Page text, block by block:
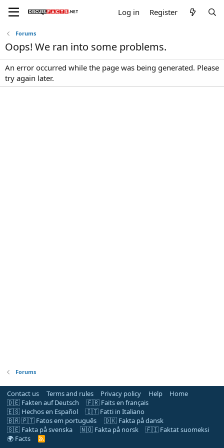
Log in Register
Forums
Oops! We ran into some problems.
An error occurred while the page was being generated. Please
try again later.
Forums
Contact us Terms and rules Privacy policy Help
Home
🇩🇪 Fakten auf Deutsch
🇫🇷 Faits en français
🇪🇸 Hechos en Español
🇮🇹 Fatti in Italiano
🇧🇷 🇵🇹 Fatos em português
🇩🇰 Fakta på dansk
🇸🇪 Fakta på svenska
🇳🇴 Fakta på norsk
🇫🇮 Faktat suomeksi
🌍 Facts
R